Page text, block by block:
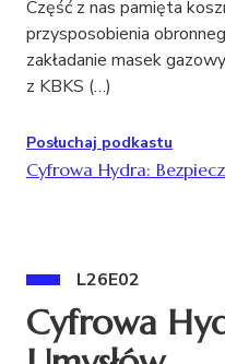
Część z nas pamięta
przysposobienia
zakładanie masek
z KBKS (…)
Posłuchaj podkastu
Cyfrowa Hydra:
L26E02
Cyfrowa